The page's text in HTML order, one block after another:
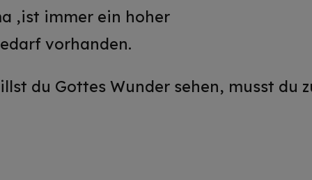
,ist immer ein hoher
vorhanden.
du Gottes Wunder sehen, musst du